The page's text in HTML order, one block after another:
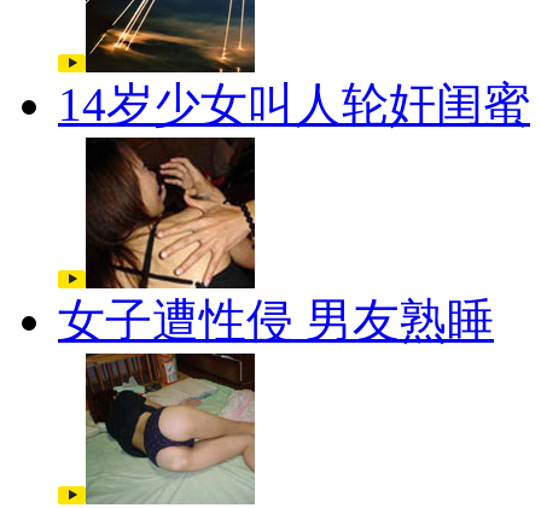
14岁少女叫人轮奸闺蜜
女子遭性侵 男友熟睡